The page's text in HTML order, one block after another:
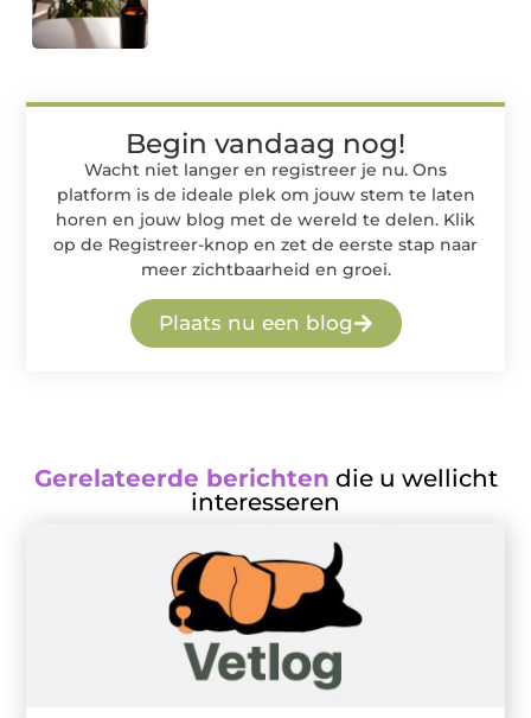
Begin vandaag nog!
Wacht niet langer en registreer je nu. Ons
platform is de ideale plek om jouw stem te laten
horen en jouw blog met de wereld te delen. Klik
op de Registreer-knop en zet de eerste stap naar
meer zichtbaarheid en groei.
Plaats nu een blog
Gerelateerde berichten die u wellicht
interesseren